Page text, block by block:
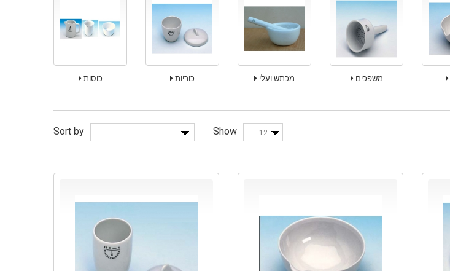
כוסות כוריות מכתש ועלי משפכים
Sort by -- Show 12